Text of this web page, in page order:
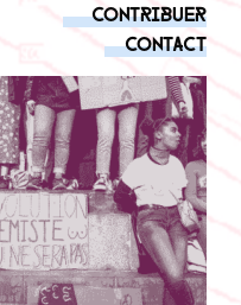
Contribuer
Contact